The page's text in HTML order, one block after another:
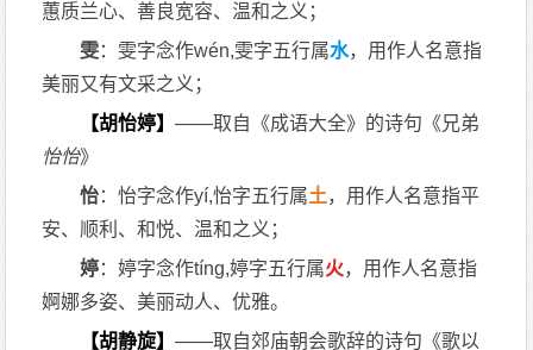
蕙质兰心、善良宽容、温和之义；
雯：雯字念作wén,雯字五行属水，用作人名意指
美丽又有文采之义；
【胡怡婷】——取自《成语大全》的诗句《兄弟
怡怡》
怡：怡字念作yí,怡字五行属土，用作人名意指平
安、顺利、和悦、温和之义；
婷：婷字念作tíng,婷字五行属火，用作人名意指
婀娜多姿、美丽动人、优雅。
【胡静旋】——取自郊庙朝会歌辞的诗句《歌以